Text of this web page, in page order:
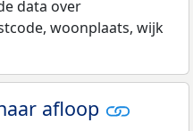
data over
woonplaats, wijk
afloop